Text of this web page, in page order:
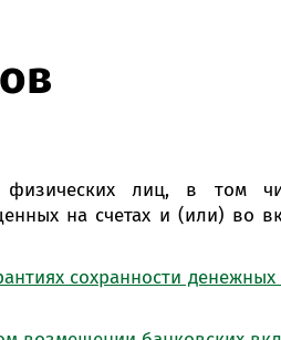
в том
пределов
Режим
физических лиц, в том
на счетах и (или) во
сохранности